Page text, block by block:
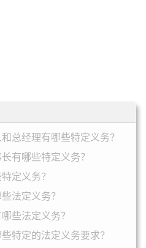
总经理有哪些特定义务？
有哪些特定义务？
定义务？
法定义务？
些法定义务？
特定的法定义务要求？